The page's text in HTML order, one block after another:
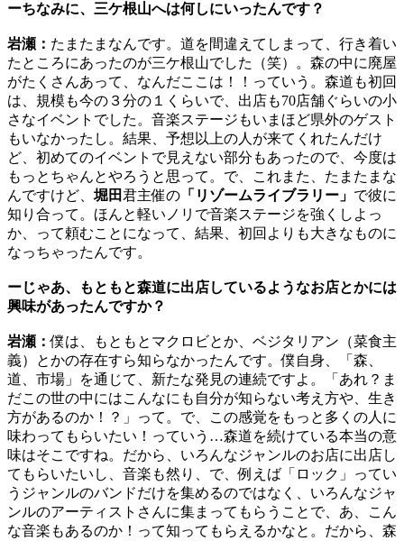
ーちなみに、三ケ根山へは何しにいったんです？
岩瀬： たまたまなんです。道を間違えてしまって、行き着い
たところにあったのが三ケ根山でした（笑）。森の中に廃屋
がたくさんあって、なんだここは！！っていう。森道も初回
は、規模も今の３分の１くらいで、出店も70店舗ぐらいの小
さなイベントでした。音楽ステージもいまほど県外のゲスト
もいなかったし。結果、予想以上の人が来てくれたんだけ
ど、初めてのイベントで見えない部分もあったので、今度は
もっとちゃんとやろうと思って。で、これまた、たまたまな
んですけど、 堀田君主催の 「リゾームライブラリー」 で彼に
知り合って。ほんと軽いノリで音楽ステージを強くしよっ
か、って頼むことになって、結果、初回よりも大きなものに
なっちゃったんです。
ーじゃあ、もともと森道に出店しているようなお店とかには
興味があったんですか？
岩瀬：僕は、もともとマクロビとか、ベジタリアン（菜食主
義）とかの存在すら知らなかったんです。僕自身、「森、
道、市場」を通じて、新たな発見の連続ですよ。「あれ？ま
だこの世の中にはこんなにも自分が知らない考え方や、生き
方があるのか！？」って。で、この感覚をもっと多くの人に
味わってもらいたい！っていう…森道を続けている本当の意
味はそこですね。だから、いろんなジャンルのお店に出店し
てもらいたいし、音楽も然り、で、例えば「ロック」ってい
うジャンルのバンドだけを集めるのではなく、いろんなジャ
ンルのアーティストさんに集まってもらうことで、あ、こん
な音楽もあるのか！って知ってもらえるかなと。だから、森